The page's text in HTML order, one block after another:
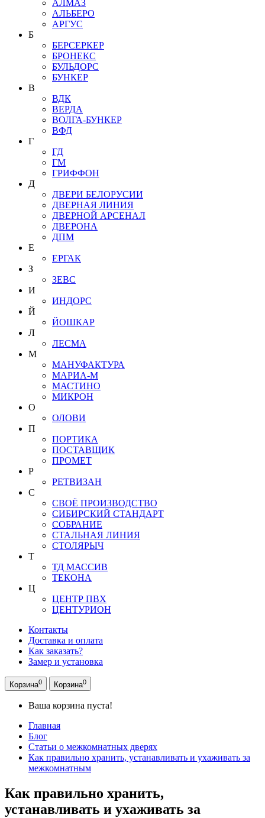
АЛМАЗ
АЛЬБЕРО
АРГУС
Б
БЕРСЕРКЕР
БРОНЕКС
БУЛЬДОРС
БУНКЕР
В
ВДК
ВЕРДА
ВОЛГА-БУНКЕР
ВФД
Г
ГД
ГМ
ГРИФФОН
Д
ДВЕРИ БЕЛОРУСИИ
ДВЕРНАЯ ЛИНИЯ
ДВЕРНОЙ АРСЕНАЛ
ДВЕРОНА
ДПМ
Е
ЕРГАК
З
ЗЕВС
И
ИНДОРС
Й
ЙОШКАР
Л
ЛЕСМА
М
МАНУФАКТУРА
МАРИА-М
МАСТИНО
МИКРОН
О
ОЛОВИ
П
ПОРТИКА
ПОСТАВЩИК
ПРОМЕТ
Р
РЕТВИЗАН
С
СВОЁ ПРОИЗВОДСТВО
СИБИРСКИЙ СТАНДАРТ
СОБРАНИЕ
СТАЛЬНАЯ ЛИНИЯ
СТОЛЯРЫЧ
Т
ТД МАССИВ
ТЕКОНА
Ц
ЦЕНТР ПВХ
ЦЕНТУРИОН
Контакты
Доставка и оплата
Как заказать?
Замер и установка
Корзина0 Корзина0
Ваша корзина пуста!
Главная
Блог
Статьи о межкомнатных дверях
Как правильно хранить, устанавливать и ухаживать за
межкомнатным
Как правильно хранить,
устанавливать и ухаживать за